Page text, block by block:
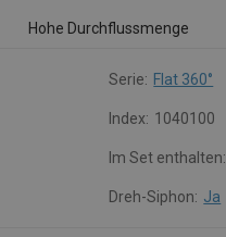
Hohe Durchflussmenge
Serie: Flat 360°
Index: 1040100
Im Set enthalten:
Dreh-Siphon: Ja